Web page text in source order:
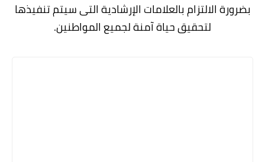
بضرورة الالتزام بالعلامات الإرشادية التى سيتم تنفيذها
لتحقيق حياة آمنة لجميع المواطنين.